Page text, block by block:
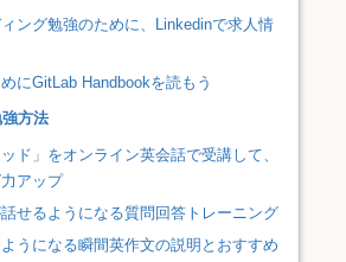
ング勉強のために、Linkedinで求人情
にGitLab Handbookを読もう
方法
ッド」をオンライン英会話で受講して、
アップ
せるようになる質問回答トレーニング
うになる瞬間英作文の説明とおすすめ